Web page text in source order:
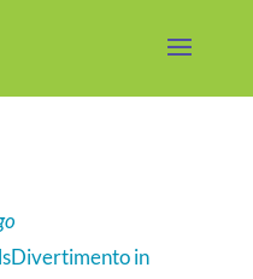
Divertimento in